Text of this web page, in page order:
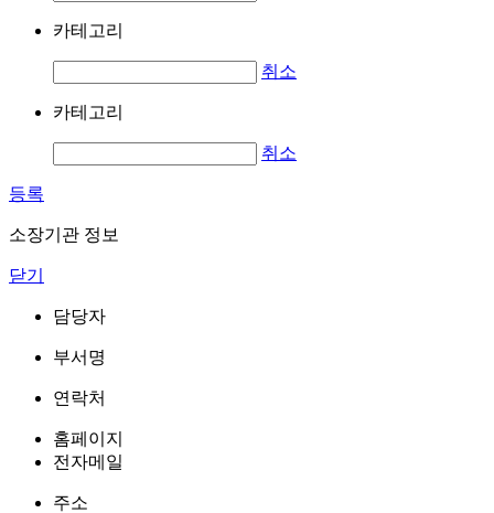
카테고리
취소
카테고리
취소
등록
소장기관 정보
닫기
담당자
부서명
연락처
홈페이지
전자메일
주소